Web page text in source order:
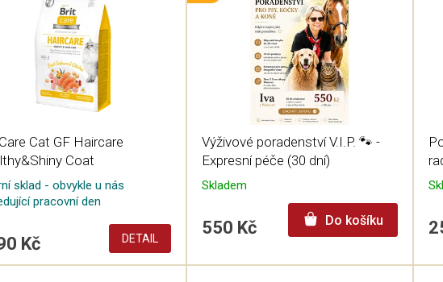
Cat GF Haircare
Coat
sklad - obvykle u nás
pracovní den
Kč DETAIL
Výživové poradenství V.I.P. 🐾 -
Expresní péče (30 dní)
Skladem
550 Kč Do košíku